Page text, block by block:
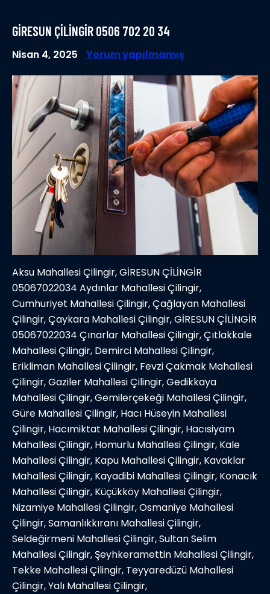
GIRESUN ÇILINGIR 0506 702 20 34
Nisan 4, 2025 Yorum yapılmamış
Aksu Mahallesi Çilingir, GİRESUN ÇİLİNGİR
05067022034 Aydınlar Mahallesi Çilingir,
Cumhuriyet Mahallesi Çilingir, Çağlayan Mahallesi
Çilingir, Çaykara Mahallesi Çilingir, GİRESUN ÇİLİNGİR
05067022034 Çınarlar Mahallesi Çilingir, Çıtlakkale
Mahallesi Çilingir, Demirci Mahallesi Çilingir,
Erikliman Mahallesi Çilingir, Fevzi Çakmak Mahallesi
Çilingir, Gaziler Mahallesi Çilingir, Gedikkaya
Mahallesi Çilingir, Gemilerçekeği Mahallesi Çilingir,
Güre Mahallesi Çilingir, Hacı Hüseyin Mahallesi
Çilingir, Hacımiktat Mahallesi Çilingir, Hacısiyam
Mahallesi Çilingir, Homurlu Mahallesi Çilingir, Kale
Mahallesi Çilingir, Kapu Mahallesi Çilingir, Kavaklar
Mahallesi Çilingir, Kayadibi Mahallesi Çilingir, Konacık
Mahallesi Çilingir, Küçükköy Mahallesi Çilingir,
Nizamiye Mahallesi Çilingir, Osmaniye Mahallesi
Çilingir, Samanlıkkıranı Mahallesi Çilingir,
Seldeğirmeni Mahallesi Çilingir, Sultan Selim
Mahallesi Çilingir, Şeyhkeramettin Mahallesi Çilingir,
Tekke Mahallesi Çilingir, Teyyaredüzü Mahallesi
Çilingir, Yalı Mahallesi Çilingir,